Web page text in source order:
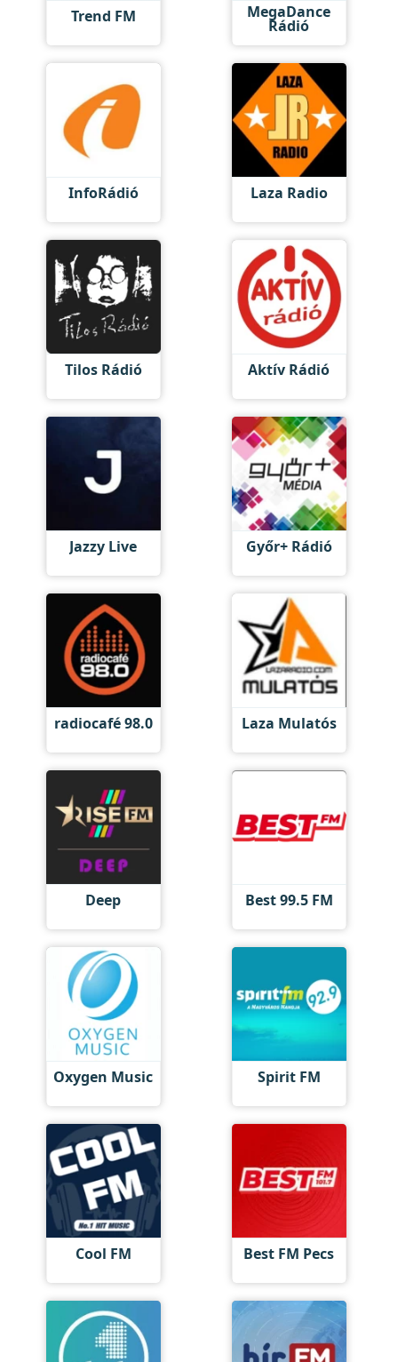
Trend FM MegaDance
Rádió
InfoRádió Laza Radio
Tilos Rádió Aktív Rádió
Jazzy Live Győr+ Rádió
radiocafé 98.0 Laza Mulatós
Deep Best 99.5 FM
Oxygen Music Spirit FM
Cool FM Best FM Pecs